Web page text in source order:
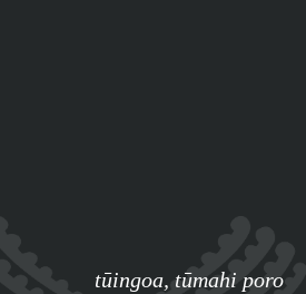
tūingoa, tūmahi poro